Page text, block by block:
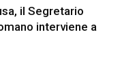
il Segretario
interviene a